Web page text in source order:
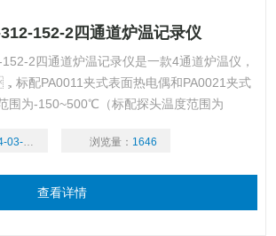
152-2四通道炉温记录仪
2四通道炉温记录仪是一款4通道炉温仪，
配PA0011夹式表面热电偶和PA0021夹式
范围为-150~500℃（标配探头温度范围为
18 浏览量： 1646
查看详情